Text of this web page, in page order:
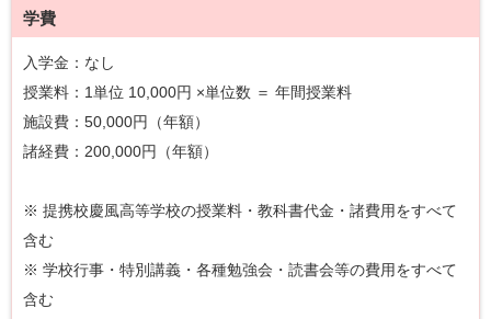
学費
入学金：なし
授業料：1単位 10,000円 ×単位数 ＝ 年間授業料
施設費：50,000円（年額）
諸経費：200,000円（年額）
※ 提携校慶風高等学校の授業料・教科書代金・諸費用をすべて
含む
※ 学校行事・特別講義・各種勉強会・読書会等の費用をすべて
含む